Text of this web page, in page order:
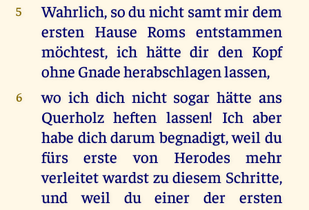
5
Wahrlich, so du nicht samt mir dem
ersten Hause Roms entstammen
möchtest, ich hätte dir den Kopf
ohne Gnade herabschlagen lassen,
6
wo ich dich nicht sogar hätte ans
Querholz heften lassen! Ich aber
habe dich darum begnadigt, weil du
fürs erste von Herodes mehr
verleitet wardst zu diesem Schritte,
und weil du einer der ersten